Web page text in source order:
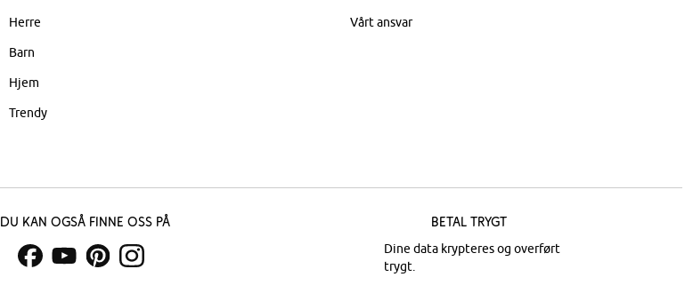
Herre
Barn
Hjem
Trendy
Vårt ansvar
Du kan også finne oss på Betal trygt
Dine data krypteres og overført
trygt.